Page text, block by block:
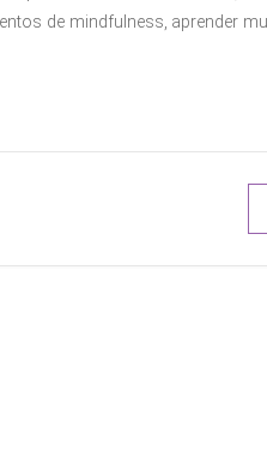
de mindfulness, aprender